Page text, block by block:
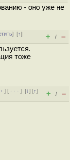
- оно уже не
][↑]
+ / –
тоже
] [ · · ·][↓] [↑]
+ / –